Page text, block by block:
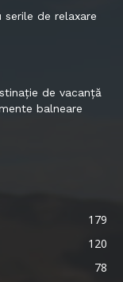
de relaxare
de vacanță
balneare
179
120
78